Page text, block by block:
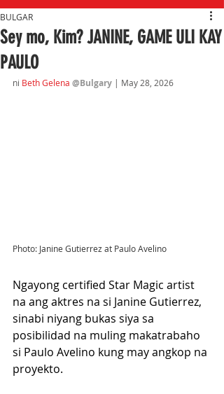
Sey mo, Kim? JANINE, GAME ULI KAY
PAULO
BULGAR
ni Beth Gelena @Bulgary | May 28 , 2026
Photo: Janine Gutierrez at Paulo Avelino
Ngayong certified Star Magic artist
na ang aktres na si Janine Gutierrez,
sinabi niyang bukas siya sa
posibilidad na muling makatrabaho
si Paulo Avelino kung may angkop na
proyekto.